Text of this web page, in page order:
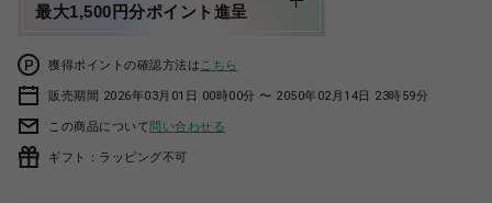
最大1,500円分ポイント進呈
獲得ポイントの確認方法は こちら
販売期間 2026年03月01日 00時00分 〜 2050年02月14日 23時59分
この商品について問い合わせる
ギフト：ラッピング不可